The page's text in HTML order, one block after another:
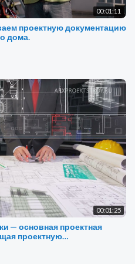
00:01:11
проектную документацию
дома.
00:01:25
— основная проектная
проектную